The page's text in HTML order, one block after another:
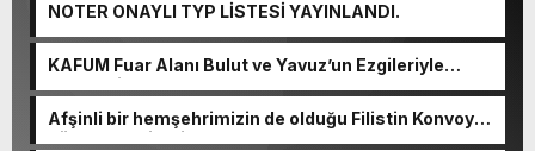
NOTER ONAYLI TYP LİSTESİ YAYINLANDI.
KAFUM Fuar Alanı Bulut ve Yavuz’un Ezgileriyle
Şenlendi.
Afşinli bir hemşehrimizin de olduğu Filistin Konvoyu,
güçlenerek ilerliyor.